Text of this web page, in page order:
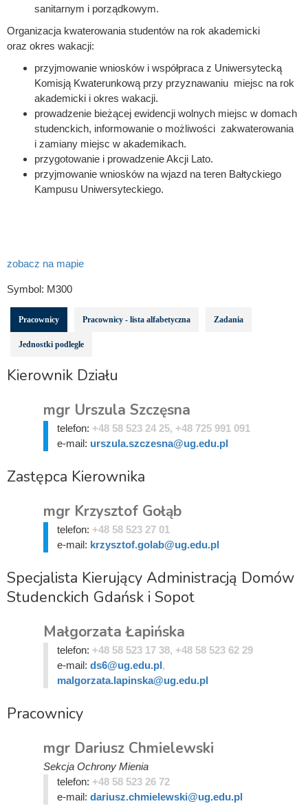
sanitarnym i porządkowym.
Organizacja kwaterowania studentów na rok akademicki
oraz okres wakacji:
przyjmowanie wniosków i współpraca z Uniwersytecką
Komisją Kwaterunkową przy przyznawaniu miejsc na rok
akademicki i okres wakacji.
prowadzenie bieżącej ewidencji wolnych miejsc w domach
studenckich, informowanie o możliwości zakwaterowania
i zamiany miejsc w akademikach.
przygotowanie i prowadzenie Akcji Lato.
przyjmowanie wniosków na wjazd na teren Bałtyckiego
Kampusu Uniwersyteckiego.
zobacz na mapie
Symbol: M300
Pracownicy Pracownicy - lista alfabetyczna Zadania
Jednostki podległe
Kierownik Działu
mgr Urszula Szczęsna
telefon: +48 58 523 24 25, +48 725 991 091
e-mail: urszula.szczesna@ug.edu.pl
Zastępca Kierownika
mgr Krzysztof Gołąb
telefon: +48 58 523 27 01
e-mail: krzysztof.golab@ug.edu.pl
Specjalista Kierujący Administracją Domów
Studenckich Gdańsk i Sopot
Małgorzata Łapińska
telefon: +48 58 523 17 38, +48 58 523 62 29
e-mail: ds6@ug.edu.pl,
malgorzata.lapinska@ug.edu.pl
Pracownicy
mgr Dariusz Chmielewski
Sekcja Ochrony Mienia
telefon: +48 58 523 26 72
e-mail: dariusz.chmielewski@ug.edu.pl